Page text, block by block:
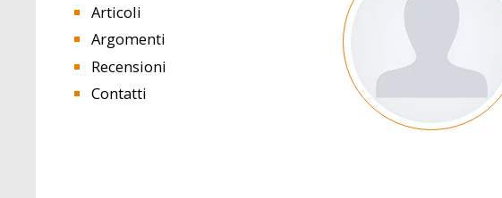
Articoli
Argomenti
Recensioni
Contatti